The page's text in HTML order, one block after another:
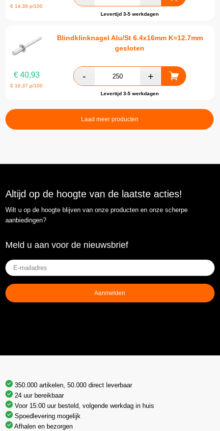
€ 14,39 p/100
Levertijd 3-5 werkdagen
Blindklinknagel Alu/St 6.4x16mm K=12.7mm
gesloten
€40,93
€ 16,37 p/100
Levertijd 3-5 werkdagen
Laad meer producten
Altijd op de hoogte van de laatste acties!
Wilt u op de hoogte blijven van onze producten en onze scherpe
aanbiedingen?
Meld u aan voor de nieuwsbrief
E-
mailadres(Vereist)
Aanmelden
350.000 artikelen, 50.000 direct leverbaar
24 uur bereikbaar
Voor 15:00 uur besteld, volgende werkdag in huis
Spoedlevering mogelijk
Afhalen en bezorgen